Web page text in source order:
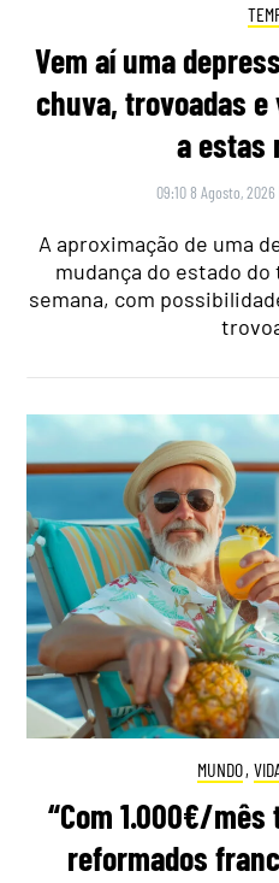
Vem aí uma
chuva, trovoadas
a estas
09:10 8 Agosto, 2026
A aproximação de uma
mudança do estado
semana, com
MUNDO,
“Com 1.000€/
reformados